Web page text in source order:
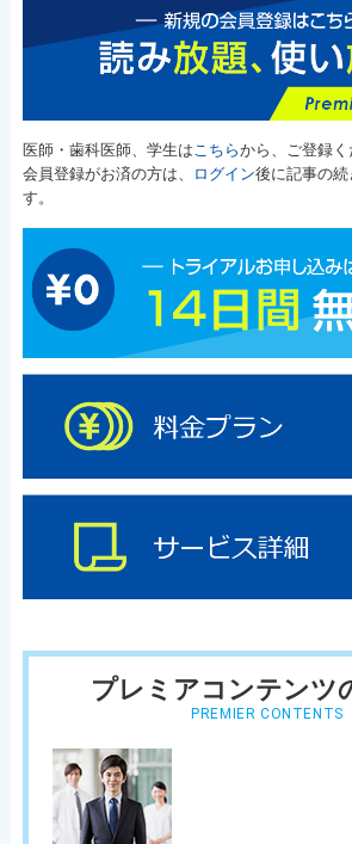
医師・歯科医師、学生は こちらから、ご登録く
会員登録がお済の方は、
ログイン後に記事の続
す。
プレミアコンテンツ
PREMIER CONTENTS